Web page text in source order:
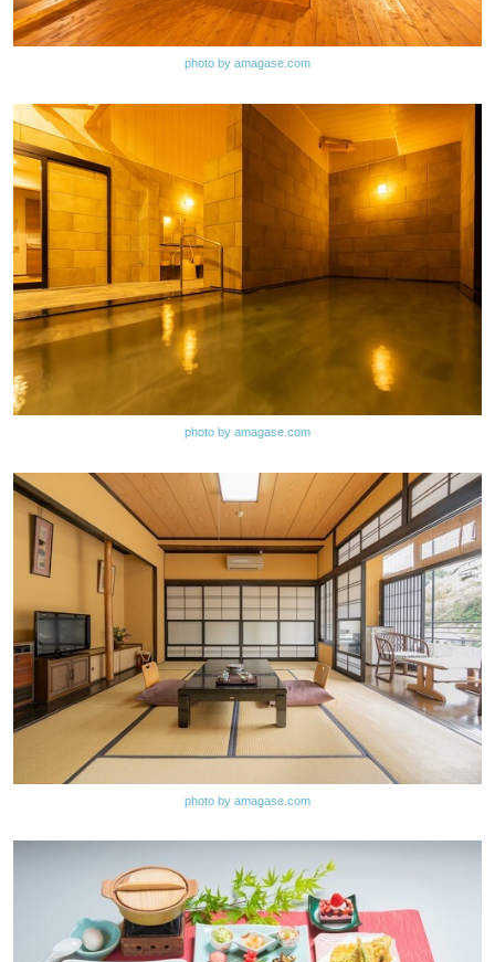
photo by amagase.com
photo by amagase.com
photo by amagase.com